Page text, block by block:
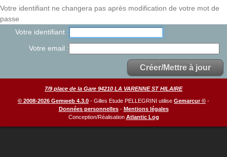
Votre identifiant ne changera pas après modification de votre mot de
passe
Votre identifiant
Votre email
7/9 place de la Gare 94210 LA VARENNE ST HILAIRE
© 2008-2026 Gemweb 4.3.0 - Gilles Etude PELLEGRINI utilise Gemarcur © -
Données personnelles- Mentions légales
Conception/Réalisation Atlantic Log